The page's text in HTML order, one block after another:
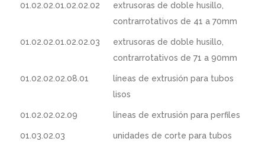
01.02.02.01.02.02.02
extrusoras de doble husillo,
contrarrotativos de 41 a 70mm
01.02.02.01.02.02.03
extrusoras de doble husillo,
contrarrotativos de 71 a 90mm
01.02.02.02.08.01
líneas de extrusión para tubos
lisos
01.02.02.02.09 líneas de extrusión para perfiles
01.03.02.03 unidades de corte para tubos